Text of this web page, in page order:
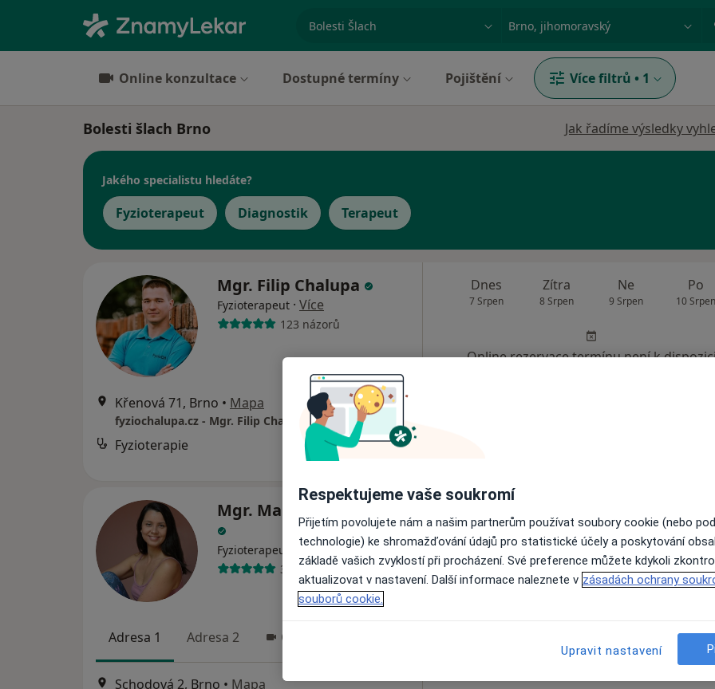
specializace, nemoc nebo příjmení Město nebo region
Online konzultace Dostupné termíny Pojištění Více filtrů • 1
Bolesti šlach Brno Jak řadíme výsledky
Jakého specialistu hledáte?
Fyzioterapeut Diagnostik Terapeut
Mgr. Filip Chalupa
Fyzioterapeut · Více
123 názorů
Křenová 71, Brno • Mapa
fyziochalupa.cz - Mgr. Filip Chalupa
Fyzioterapie 1 400 Kč
Dnes
7 Srpen
Zítra
8 Srpen
Ne
9 Srpen
Po
10 Srpen
Online rezervace termínu není k
Mgr. Markéta Muchová
Fyzioterapeut, Diagnostik·Více
30 názorů
Adresa 1 Adresa 2 Online
Schodová 2, Brno • Mapa
7 Srpen 8 Srpen 9 Srpen 10
Online rezervace termínu není k
Respektujeme vaše soukromí
Přijetím povolujete nám a našim partnerům používat soubory cookie (nebo
technologie) ke shromažďování údajů pro statistické účely a poskytování
základě vašich zvyklostí při procházení. Své preference můžete kdykoli
aktualizovat v nastavení. Další informace naleznete v zásadách ochrany
souborů cookie.
Upravit nastavení